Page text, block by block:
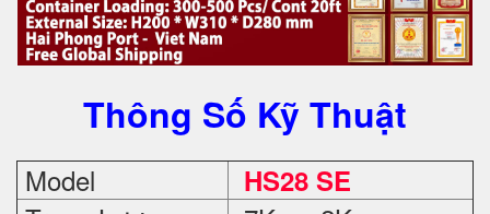
Thông Số Kỹ Thuật
Model HS28 SE